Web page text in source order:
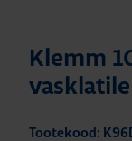
Klemm
vasklatile
Tootekood: